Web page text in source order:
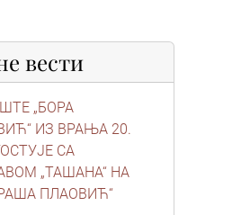
вести
„БОРА
ИЗ ВРАЊА 20.
СА
„ТАШАНА“ НА
ПЛАОВИЋ“